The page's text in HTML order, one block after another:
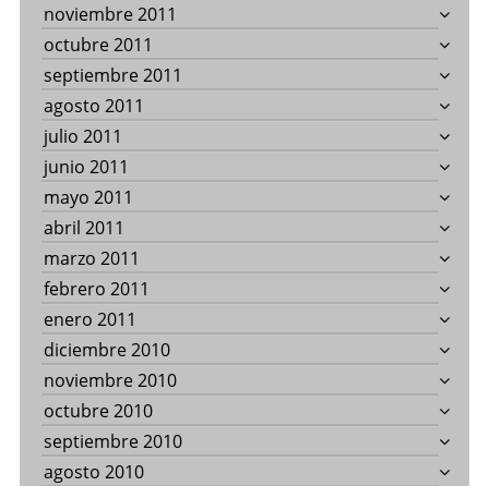
noviembre 2011
octubre 2011
septiembre 2011
agosto 2011
julio 2011
junio 2011
mayo 2011
abril 2011
marzo 2011
febrero 2011
enero 2011
diciembre 2010
noviembre 2010
octubre 2010
septiembre 2010
agosto 2010